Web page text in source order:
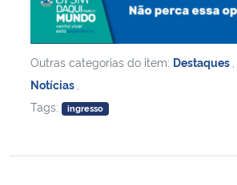
Outras categorias do item: Destaques
Notícias
Tags:
ingresso